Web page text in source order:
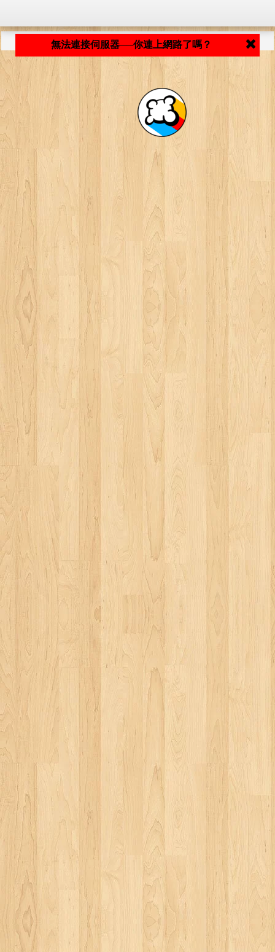
無法連接伺服器──你連上網路了嗎？
程式載入中... ...